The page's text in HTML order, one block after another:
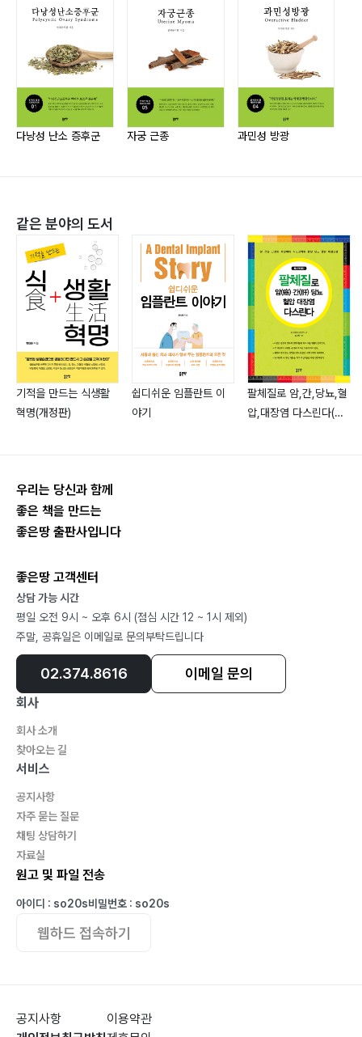
1. [만40세] 폐경진단 후 자연임신성공.amh 0.01 / FSH
2. [만34세] amh 0.37. 난소 기능 강화, 착상탕으로 임신
성공
>3.15로 상승
5. [만34세] 여러 차례 불임 시술 후 난소기능저하, 한방
치료로 amh 수치 상승
6. [만41세] 조기폐경 -> 호르몬 정상수치 회복
7. [만34세] 조기폐경, 한방치료 후 자연생리
8. [만39세, 조기폐경] 정상 생리 회복
9. [만37세, 조기폐경] 정상 생리 회복
10. [만26세, FSH 부족(난포자극 호르몬)으로 발생한 생
리불순] 치료 후 정상 생리 회복
11. 치료 후기
판권
다낭성 난소 증후군 자궁 근종 과민성 방광
같은 분야의 도서
기적을 만드는 식생활
혁명(개정판)
쉽디쉬운 임플란트 이
야기
팔체질로 암,간,당뇨,혈
압,대장염 다스린다(개
우리는 당신과 함께
좋은 책을 만드는
좋은땅 출판사입니다
좋은땅 고객센터
상담 가능 시간
평일 오전 9시 ~ 오후 6시 (점심 시간 12 ~ 1시 제외)
주말, 공휴일은 이메일로 문의부탁드립니다
02.374.8616 이메일 문의
회사
회사 소개
찾아오는 길
서비스
공지사항
자주 묻는 질문
채팅 상담하기
자료실
원고 및 파일 전송
아이디 : so20s비밀번호 : so20s
웹하드 접속하기
공지사항
이용약관